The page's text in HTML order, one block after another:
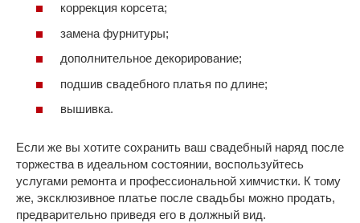
коррекция корсета;
замена фурнитуры;
дополнительное декорирование;
подшив свадебного платья по длине;
вышивка.
Если же вы хотите сохранить ваш свадебный наряд после
торжества в идеальном состоянии, воспользуйтесь
услугами ремонта и профессиональной химчистки. К тому
же, эксклюзивное платье после свадьбы можно продать,
предварительно приведя его в должный вид.